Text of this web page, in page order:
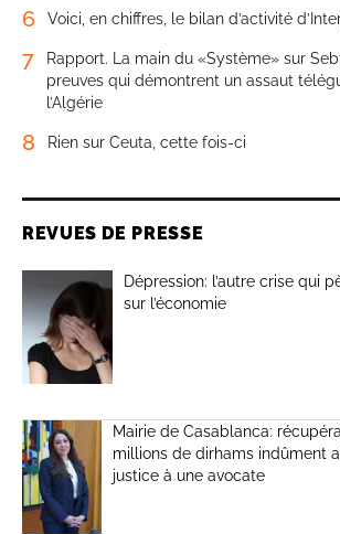
6 Voici, en chiffres, le bilan d’activité
7
Rapport. La main du «Système» sur
preuves qui démontrent un assaut
l’Algérie
8 Rien sur Ceuta, cette fois-ci
REVUES DE PRESSE
Dépression: l’autre crise qui
sur l’économie
Mairie de Casablanca:
millions de dirhams indûment
justice à une avocate